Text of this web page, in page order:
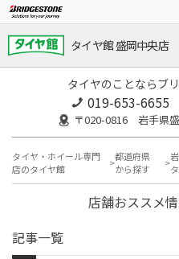
タイヤ館 盛岡中央店
タイヤのことならブ
019-653-6655
〒020-0816 岩手県
タイヤ・ホイール専門
店のタイヤ館
都道府県
から探す
店舗おススメ
記事一覧